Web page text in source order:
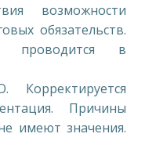
возможности
обязательств.
проводится в
Корректируется
Причины
имеют значения.